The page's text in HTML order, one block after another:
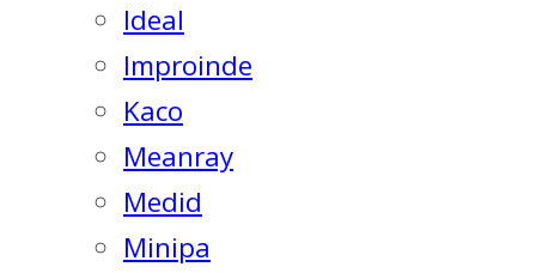
Ideal
Improinde
Kaco
Meanray
Medid
Minipa